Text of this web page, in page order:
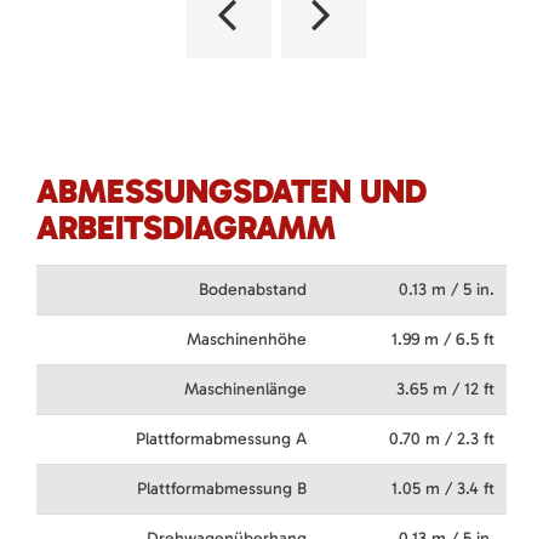
ABMESSUNGSDATEN UND
ARBEITSDIAGRAMM
Bodenabstand 0.13 m / 5 in.
Maschinenhöhe 1.99 m / 6.5 ft
Maschinenlänge 3.65 m / 12 ft
Plattformabmessung A 0.70 m / 2.3 ft
Plattformabmessung B 1.05 m / 3.4 ft